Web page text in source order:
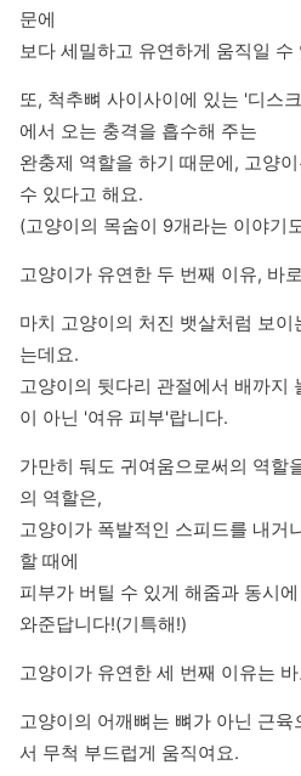
문에
보다 세밀하고 유연하게 움직일 수
또, 척추뼈 사이사이에 있는 '디스
에서 오는 충격을 흡수해 주는
완충제 역할을 하기 때문에, 고양
수 있다고 해요.
(고양이의 목숨이 9개라는 이야기
고양이가 유연한 두 번째 이유, 바
마치 고양이의 처진 뱃살처럼 보
는데요.
고양이의 뒷다리 관절에서 배까지
이 아닌 '여유 피부'랍니다.
가만히 둬도 귀여움으로써의 역할
의 역할은,
고양이가 폭발적인 스피드를 내거
할 때에
피부가 버틸 수 있게 해줌과 동시
와준답니다!(기특해!)
고양이가 유연한 세 번째 이유는
고양이의 어깨뼈는 뼈가 아닌 근
서 무척 부드럽게 움직여요.